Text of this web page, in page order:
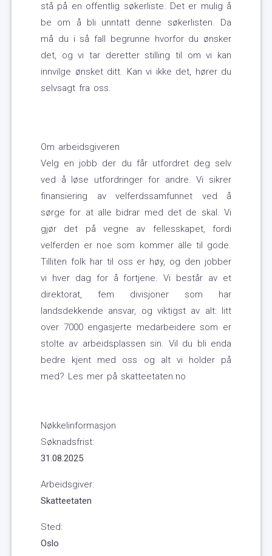
stå på en offentlig søkerliste. Det er mulig å
be om å bli unntatt denne søkerlisten. Da
må du i så fall begrunne hvorfor du ønsker
det, og vi tar deretter stilling til om vi kan
innvilge ønsket ditt. Kan vi ikke det, hører du
selvsagt fra oss.
Om arbeidsgiveren
Velg en jobb der du får utfordret deg selv
ved å løse utfordringer for andre. Vi sikrer
finansiering av velferdssamfunnet ved å
sørge for at alle bidrar med det de skal. Vi
gjør det på vegne av fellesskapet, fordi
velferden er noe som kommer alle til gode.
Tilliten folk har til oss er høy, og den jobber
vi hver dag for å fortjene. Vi består av et
direktorat, fem divisjoner som har
landsdekkende ansvar, og viktigst av alt: litt
over 7000 engasjerte medarbeidere som er
stolte av arbeidsplassen sin. Vil du bli enda
bedre kjent med oss og alt vi holder på
med? Les mer på skatteetaten.no
Nøkkelinformasjon
Søknadsfrist:
31.08.2025
Arbeidsgiver:
Skatteetaten
Sted:
Oslo